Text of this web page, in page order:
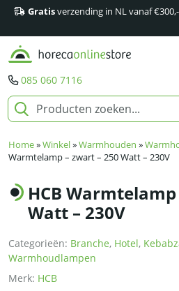
Gratisverzending in NL vanaf
085 060 7116
Home»Winkel»Warmhouden »
Warmtelamp – zwart – 250 Watt – 230V
HCB
Watt – 230V
Categorieën: Branche, Hotel,
Warmhoudlampen
Merk: HCB